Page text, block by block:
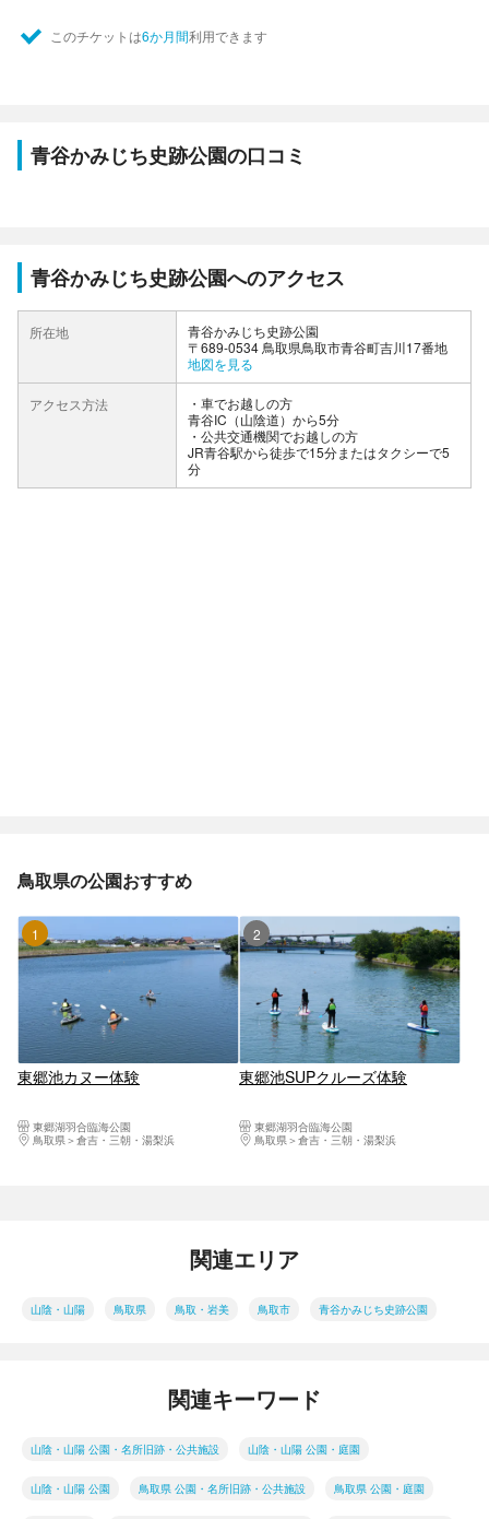
このチケットは6か月間利用できます
青谷かみじち史跡公園の口コミ
青谷かみじち史跡公園へのアクセス
所在地
青谷かみじち史跡公園
〒689-0534 鳥取県鳥取市青谷町吉川17番地
地図を見る
アクセス方法
車でお越しの方
青谷IC（山陰道）から5分
公共交通機関でお越しの方
JR青谷駅から徒歩で15分またはタクシーで5
分
鳥取県の公園おすすめ
1位
東郷池カヌー体験
東郷湖羽合臨海公園
鳥取県
倉吉・三朝・湯梨浜
2位
東郷池SUPクルーズ体験
東郷湖羽合臨海公園
鳥取県
倉吉・三朝・湯梨浜
関連エリア
山陰・山陽 鳥取県 鳥取・岩美 鳥取市 青谷かみじち史跡公園
関連キーワード
山陰・山陽 公園・名所旧跡・公共施設 山陰・山陽 公園・庭園
山陰・山陽 公園 鳥取県 公園・名所旧跡・公共施設 鳥取県 公園・庭園